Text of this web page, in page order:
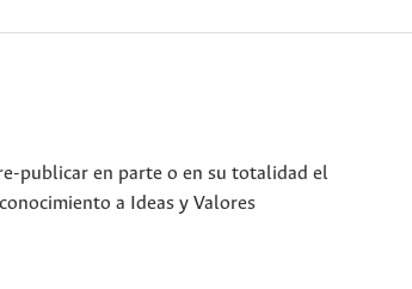
publicar en parte o en su totalidad el
a Ideas y Valores